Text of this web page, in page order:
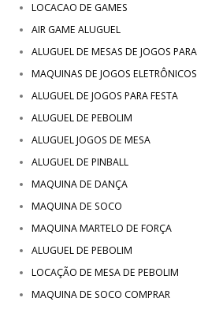
LOCACAO DE GAMES
AIR GAME ALUGUEL
ALUGUEL DE MESAS DE JOGOS
MAQUINAS DE JOGOS
ALUGUEL DE JOGOS PARA FESTA
ALUGUEL DE PEBOLIM
ALUGUEL JOGOS DE MESA
ALUGUEL DE PINBALL
MAQUINA DE DANÇA
MAQUINA DE SOCO
MAQUINA MARTELO DE FORÇA
ALUGUEL DE PEBOLIM
LOCAÇÃO DE MESA DE PEBOLIM
MAQUINA DE SOCO COMPRAR